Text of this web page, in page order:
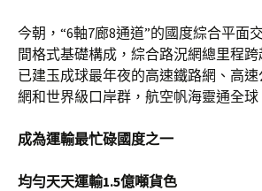
今朝，“6軸7廊8通道”的國度綜合平面交
間格式基礎構成，綜合路況網總里程跨
已建玉成球最年夜的高速鐵路網、高
網和世界級口岸群，航空帆海靈通全球
成為運輸最忙碌國度之一
均勻天天運輸1.5億噸貨色